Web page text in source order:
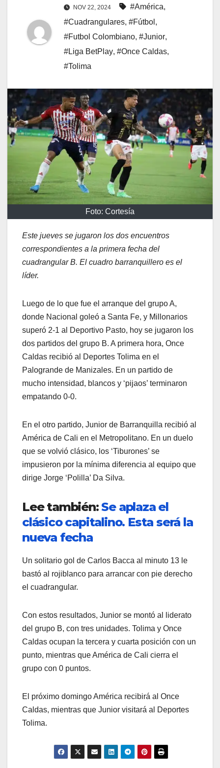
NOV 22, 2024 #América,
#Cuadrangulares, #Fútbol ,
#Futbol Colombiano, #Junior,
#Liga BetPlay, #Once Caldas,
#Tolima
Foto: Cortesía
Este jueves se jugaron los dos encuentros
correspondientes a la primera fecha del
cuadrangular B. El cuadro barranquillero es el
líder.
Luego de lo que fue el arranque del grupo A,
donde Nacional goleó a Santa Fe, y Millonarios
superó 2-1 al Deportivo Pasto, hoy se jugaron los
dos partidos del grupo B. A primera hora, Once
Caldas recibió al Deportes Tolima en el
Palogrande de Manizales. En un partido de
mucho intensidad, blancos y ‘pijaos’ terminaron
empatando 0-0.
En el otro partido, Junior de Barranquilla recibió al
América de Cali en el Metropolitano. En un duelo
que se volvió clásico, los ‘Tiburones’ se
impusieron por la mínima diferencia al equipo que
dirige Jorge ‘Polilla’ Da Silva.
Lee también: Se aplaza el
clásico capitalino. Esta será la
nueva fecha
Un solitario gol de Carlos Bacca al minuto 13 le
bastó al rojiblanco para arrancar con pie derecho
el cuadrangular.
Con estos resultados, Junior se montó al liderato
del grupo B, con tres unidades. Tolima y Once
Caldas ocupan la tercera y cuarta posición con un
punto, mientras que América de Cali cierra el
grupo con 0 puntos.
El próximo domingo América recibirá al Once
Caldas, mientras que Junior visitará al Deportes
Tolima.